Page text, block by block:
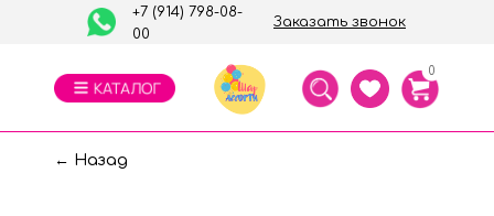
Заказать звонок
+7 (914) 798-08-
00
0
← Назад